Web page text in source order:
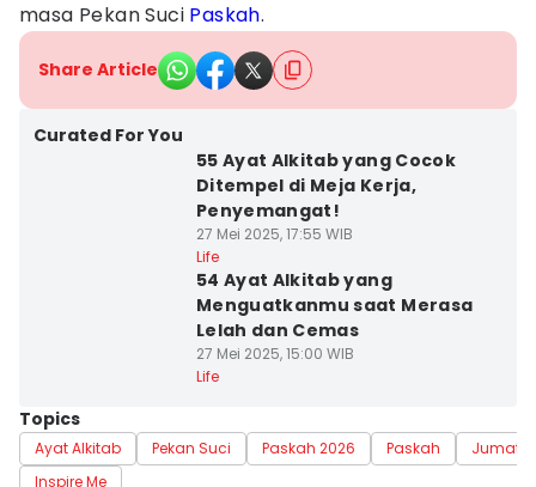
masa Pekan Suci Paskah.
Share Article
Curated For You
55 Ayat Alkitab yang Cocok
Ditempel di Meja Kerja,
Penyemangat!
27 Mei 2025, 17:55 WIB
Life
54 Ayat Alkitab yang
Menguatkanmu saat Merasa
Lelah dan Cemas
27 Mei 2025, 15:00 WIB
Life
Topics
Ayat Alkitab Pekan Suci Paskah 2026 Paskah
Jumat
Inspire Me